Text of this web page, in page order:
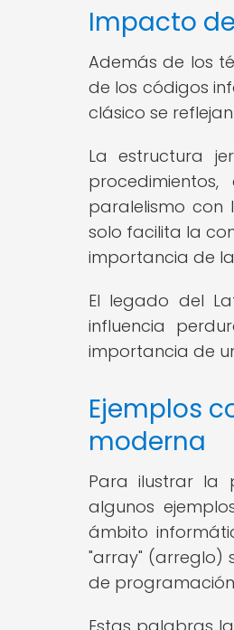
Impacto
Además de los
de los códigos
clásico se
La estructura
paralelismo con
solo facilita la
importancia de
El legado del
influencia
importancia de
Ejemplos
moderna
Para ilustrar la
algunos
ámbito
"array" (arreglo)
de